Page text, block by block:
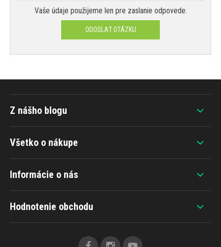
Vaše údaje použijeme len pre zaslanie odpovede.
ODOSLAŤ OTÁZKU
Všetko o nákupe
Informácie o nás
Hodnotenie obchodu
Z nášho blogu